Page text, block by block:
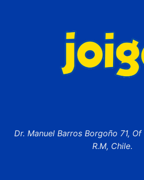
Dr. Manuel Barros Borgoño 71,
R.M, Chile.